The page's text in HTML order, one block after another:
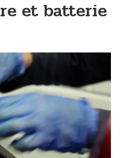
et batterie